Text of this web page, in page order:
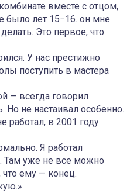
вместе с отцом,
было лет 15−16. он мне
Это первое, что
У нас престижно
поступить в мастера
— всегда говорил
Но не настаивал особенно.
работал, в 2001 году
Я работал
Там уже не все можно
что ему — конец.